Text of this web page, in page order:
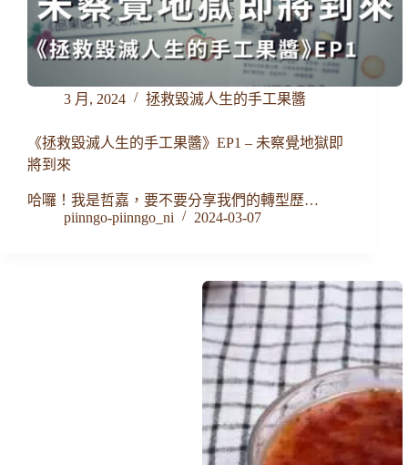
3 月, 2024 拯救毀滅人生的手工果醬
《拯救毀滅人生的手工果醬》EP1 – 未察覺地獄即
將到來
哈囉！我是哲嘉，要不要分享我們的轉型歷…
piinngo-piinngo_ni
2024-03-07